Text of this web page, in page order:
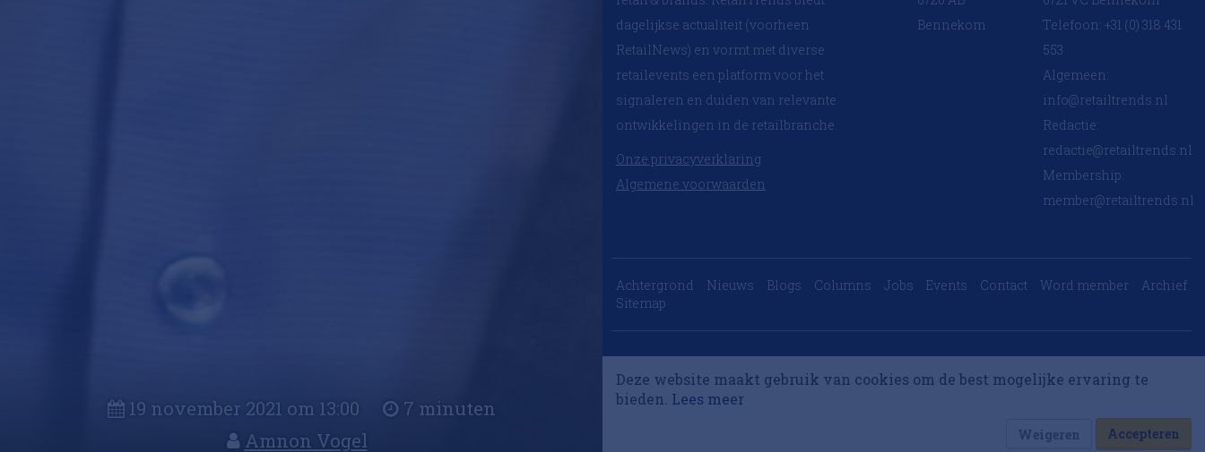
19 november 2021 om 13:00
7 minuten
Amnon Vogel
dagelijkse actualiteit (voorheen
RetailNews) en vormt met diverse
retailevents een platform voor het
signaleren en duiden van relevante
ontwikkelingen in de retailbranche.
Onze privacyverklaring
Algemene voorwaarden
Bennekom
Telefoon: +31 (0) 318 431
553
Algemeen:
info@retailtrends.nl
Redactie:
redactie@retailtrends.nl
Membership:
member@retailtrends.nl
Achtergrond Nieuws Blogs Columns Jobs Events Contact Word member
Archief
Sitemap
Deze website maakt gebruik van cookies om de best mogelijke ervaring te
bieden. Lees meer
Weigeren Accepteren